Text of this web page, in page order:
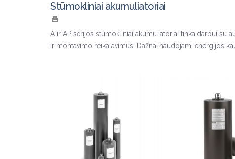
Stūmokliniai akumuliatoriai
A ir AP serijos stūmokliniai akumuliatoriai tinka darbui su
ir montavimo reikalavimus. Dažnai naudojami energijos